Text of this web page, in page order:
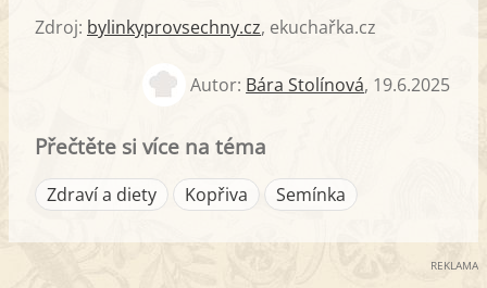
krémovou jarní polévku, která je
brambory a mladé kopřivy.
stojí za ochutnání. Jestliže v kuchyni
rádi experimentujete, pojďte tuto
netradiční jarní polévku vyzkoušet.
Zdroj: bylinkyprovsechny.cz, ekuchařka.cz
Autor: Bára Stolínová, 19.6.2025
Přečtěte si více na téma
Zdraví a diety Kopřiva Semínka
REKLAMA